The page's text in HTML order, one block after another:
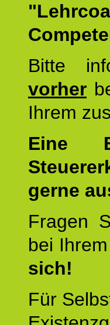
Bitte
vorher
Ihrem
Eine
gerne
Fragen
bei
sich!
Für